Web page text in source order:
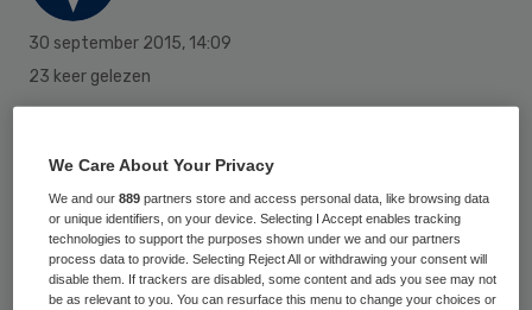
30 september 2015, 14:09
23 keer gelezen
voor Reuma en Revalidatie Rotterdam
(RRR) overnemen. De bedrijven hebben op
28 september de ACM om toestemming
gevraagd.
We Care About Your Privacy
We and our889 partners store and access personal data, like browsing data
or unique identifiers, on your device. Selecting I Accept enables tracking
technologies to support the purposes shown under we and our partners
process data to provide. Selecting Reject All or withdrawing your consent will
disable them. If trackers are disabled, some content and ads you see may not
be as relevant to you. You can resurface this menu to change your choices or